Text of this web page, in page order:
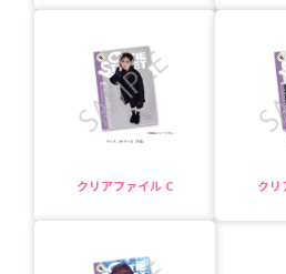
クリアファイル C クリ